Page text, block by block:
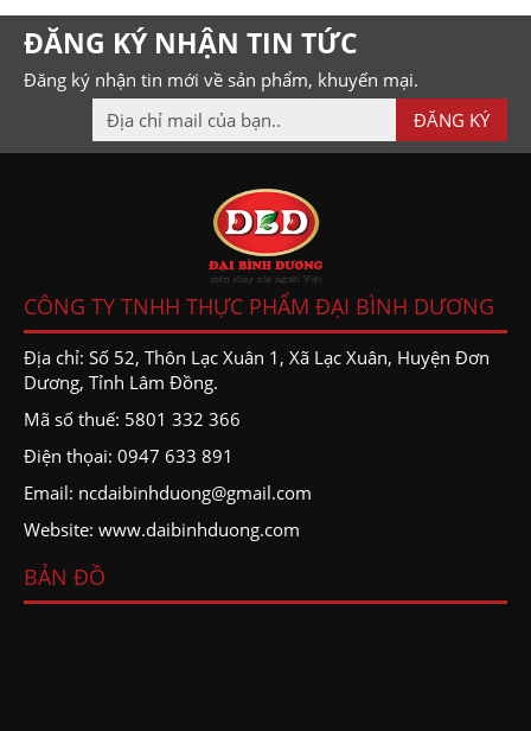
ĐĂNG KÝ NHẬN TIN TỨC
Đăng ký nhận tin mới về sản phẩm, khuyến mại.
CÔNG TY TNHH THỰC PHẨM ĐẠI BÌNH DƯƠNG
Địa chỉ: Số 52, Thôn Lạc Xuân 1, Xã Lạc Xuân, Huyện Đơn
Dương, Tỉnh Lâm Đồng.
Mã số thuế: 5801 332 366
Điện thọai: 0947 633 891
Email: ncdaibinhduong@gmail.com
Website: www.daibinhduong.com
BẢN ĐỒ